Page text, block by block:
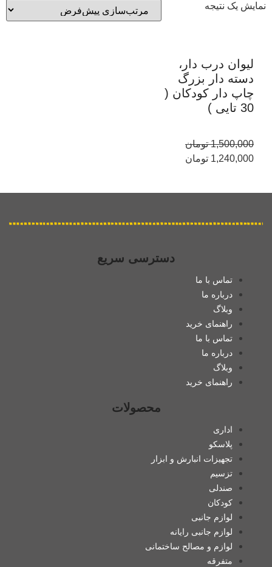
یک نتیجه
لیوان درب دار،
دسته دار بزرگ
چاپ دار کودکان (
30 تایی )
1,500,000 تومان
1,240,000 تومان
دسترسی سریع
تماس با ما
درباره ما
وبلاگ
راهنمای خرید
تماس با ما
درباره ما
وبلاگ
راهنمای خرید
محصولات
اداری
پلاسکو
تجهیزات انبارش و ابزار
تزسیم
صندلی
کودکان
لوازم جانبی
لوازم جانبی رایانه
لوازم و مصالح ساختمانی
متفرقه